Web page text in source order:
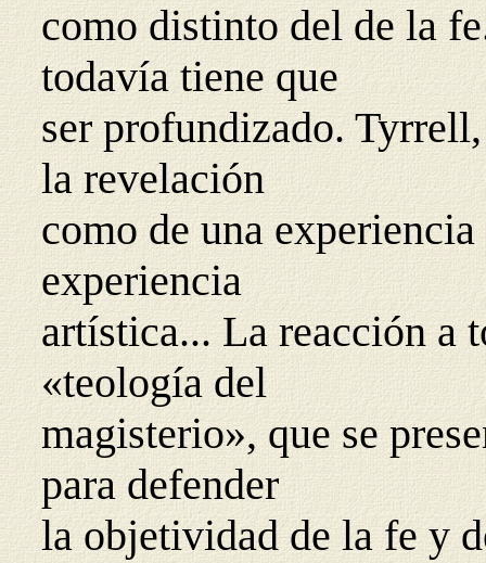
como distinto del de la
todavía tiene que
ser profundizado.
la revelación
como de una
experiencia
artística... La reacción a
«teología del
magisterio», que se
para defender
la objetividad de la fe y